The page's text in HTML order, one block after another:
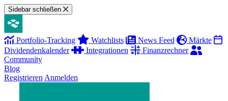
Sidebar schließen
Portfolio-Tracking Watchlists News Feed
Märkte
Dividendenkalender
Integrationen
Finanzrechner
Community
Blog
Registrieren Anmelden